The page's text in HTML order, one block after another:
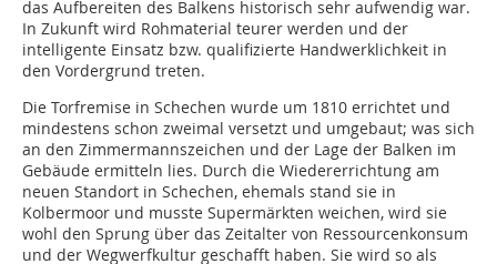
das Aufbereiten des Balkens historisch sehr aufwendig war.
In Zukunft wird Rohmaterial teurer werden und der
intelligente Einsatz bzw. qualifizierte Handwerklichkeit in
den Vordergrund treten.
Die Torfremise in Schechen wurde um 1810 errichtet und
mindestens schon zweimal versetzt und umgebaut; was sich
an den Zimmermannszeichen und der Lage der Balken im
Gebäude ermitteln lies. Durch die Wiedererrichtung am
neuen Standort in Schechen, ehemals stand sie in
Kolbermoor und musste Supermärkten weichen, wird sie
wohl den Sprung über das Zeitalter von Ressourcenkonsum
und der Wegwerfkultur geschafft haben. Sie wird so als